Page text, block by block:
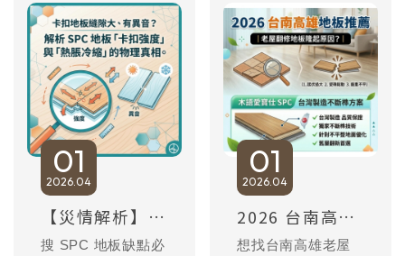
售 95% 大陸製低價
SPC 虛標耐磨層
（如實則
0.03mm）導致易霧
化斷榫。木語
AMBER 愛寶仕引
進德國技術，台灣
在地製造實打實
0.05mm 耐磨層，
終結維修惡夢，預
約專業測量！
愛寶仕高彈性科技
地板。台灣在地製
造，引進德國技術
解決石粉比例過高
導致的脆化問題，
100% 防水防潮、日
曬不脆化不斷榫。
立即了解南部專業
地板施工方案，守
護您的居家質感！
01
04
2026
【災情解析】SPC 地板縫隙大、有異音？拆解卡扣強度與熱脹冷縮的物理真相
搜 SPC 地板缺點必
01
04
2026
2026 台南高雄地板推薦｜老屋翻修地板隆起原因？實測 3 種地磚不平絕對不能硬鋪卡扣！木語愛寶仕 SPC 台灣製造不斷榫方案
想找台南高雄老屋